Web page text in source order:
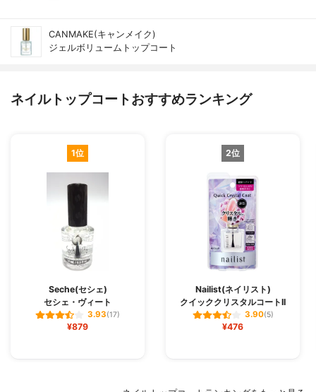
CANMAKE(キャンメイク)
ジェルボリュームトップコート
ネイルトップコートおすすめランキング
1位
Seche(セシェ)
セシェ・ヴィート
3.93(17)
¥879
2位
Nailist(ネイリスト)
クイッククリスタルコートII
3.90(5)
¥476